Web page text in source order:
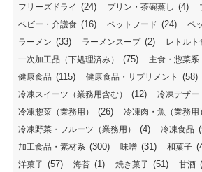
フリーズドライ (24) プリン・茶碗蒸し (4)
ベビー・介護食 (16) ペットフード (24) ペ
ラーメン (33) ラーメンスープ (2) レトルト
一次加工品（下処理済み） (75) 主食・惣菜系
健康食品 (115) 健康食品・サプリメント (58)
冷凍スイーツ（業務用含む） (12) 冷凍デザー
冷凍惣菜（業務用） (26) 冷凍肉・魚（業務用）
冷凍野菜・フルーツ（業務用） (4) 冷凍食品
加工食品・素材系 (300) 味噌 (31) 和菓子
洋菓子 (57) 海苔 (1) 焼き菓子 (51) 甘酒